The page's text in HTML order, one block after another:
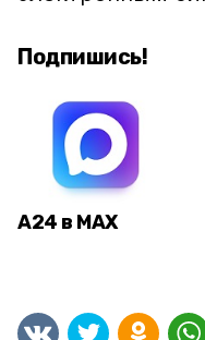
Подпишись!
А24 в MAX